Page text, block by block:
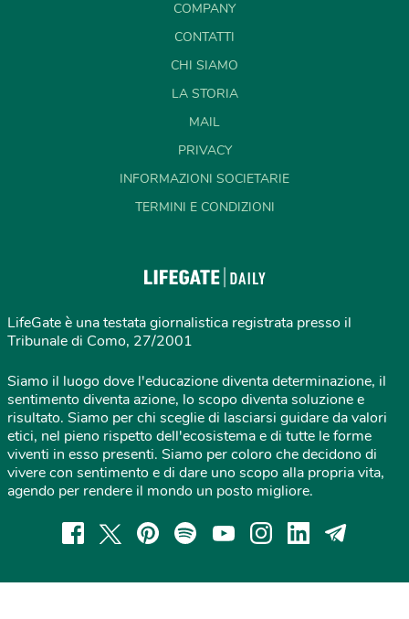
COMPANY
CONTATTI
CHI SIAMO
LA STORIA
MAIL
PRIVACY
INFORMAZIONI SOCIETARIE
TERMINI E CONDIZIONI
LifeGate è una testata giornalistica registrata presso il
Tribunale di Como, 27/2001
Siamo il luogo dove l'educazione diventa determinazione, il
sentimento diventa azione, lo scopo diventa soluzione e
risultato. Siamo per chi sceglie di lasciarsi guidare da valori
etici, nel pieno rispetto dell'ecosistema e di tutte le forme
viventi in esso presenti. Siamo per coloro che decidono di
vivere con sentimento e di dare uno scopo alla propria vita,
agendo per rendere il mondo un posto migliore.